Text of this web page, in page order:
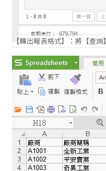
【轉出報表格式】：將【查